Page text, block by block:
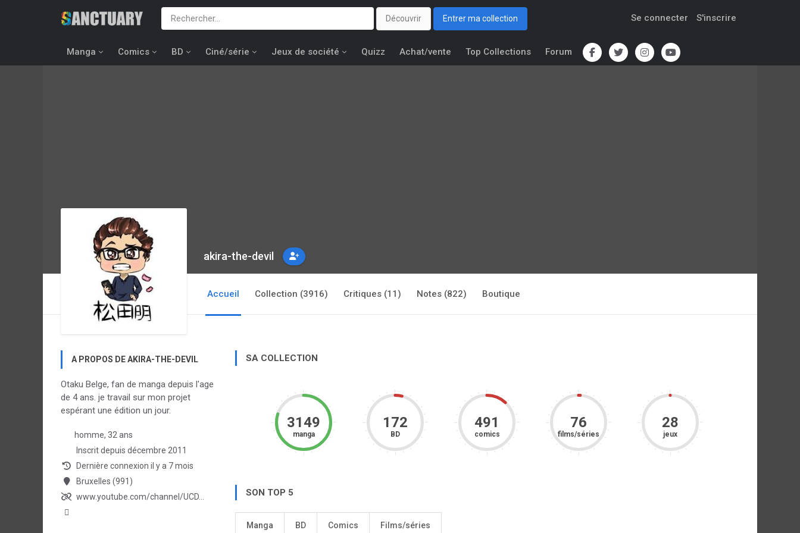
Découvrir Entrer ma collection Se connecter S'inscrire
Manga Comics BD Ciné/série Jeux de société Quizz Achat/vente Top Collections Forum
akira-the-devil
Accueil Collection (3916) Critiques (11) Notes (822) Boutique
A PROPOS DE AKIRA-THE-DEVIL
Otaku Belge, fan de manga depuis l'age
de 4 ans. je travail sur mon projet
espérant une édition un jour.
homme, 32 ans
Inscrit depuis décembre 2011
Dernière connexion il y a 7 mois
Bruxelles (991)
www.youtube.com/channel/UCD...
SA COLLECTION
3149
manga
172
BD
491
comics
76
films/séries
28
jeux
SON TOP 5
Manga BD Comics Films/séries